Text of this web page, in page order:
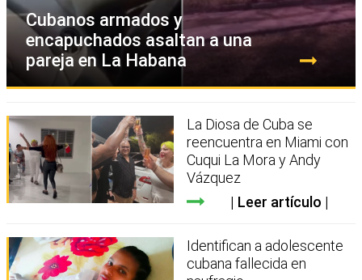
Cubanos armados y
encapuchados asaltan a una
pareja en La Habana
La Diosa de Cuba se
reencuentra en Miami con
Cuqui La Mora y Andy
Vázquez
Leer artículo
Identifican a adolescente
cubana fallecida en